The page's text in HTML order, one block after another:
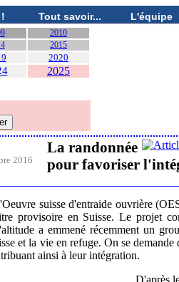
Tout savoir... L'équipe
2010
2015
2020
2025
2016
La randonnée
pour favoriser
suisse d'entraide ouvrière
provisoire en Suisse. Le projet
a emmené récemment un
et la vie en refuge. On se demande
ainsi à leur intégration.
D'après